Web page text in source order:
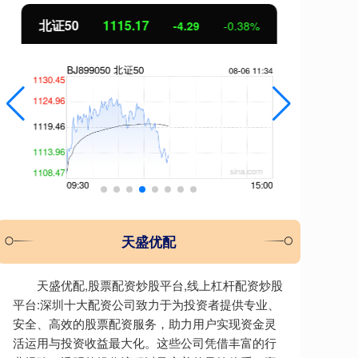
北证50 1115.17 -4.29 -0.38%
天盛优配
天盛优配,股票配资炒股平台,线上杠杆配资炒股
平台:深圳十大配资公司致力于为投资者提供专业、
安全、高效的股票配资服务，助力用户实现资金灵
活运用与投资收益最大化。这些公司凭借丰富的行